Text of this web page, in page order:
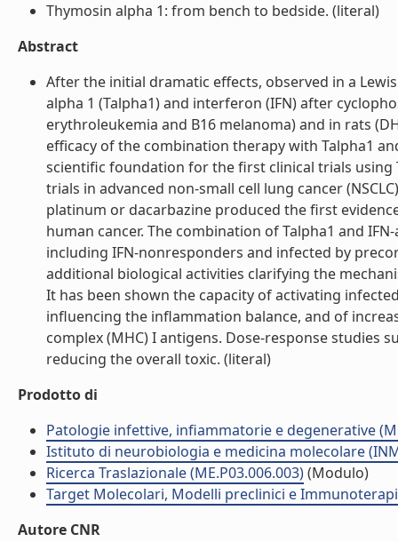
Thymosin alpha 1: from bench to bedside. (literal)
Abstract
After the initial dramatic effects, observed in a
alpha 1 (Talpha1) and interferon (IFN) after
erythroleukemia and B16 melanoma) and in rats
efficacy of the combination therapy with Talpha1
scientific foundation for the first clinical trials using
trials in advanced non-small cell lung cancer
platinum or dacarbazine produced the first
human cancer. The combination of Talpha1 and
including IFN-nonresponders and infected by
additional biological activities clarifying the
It has been shown the capacity of activating
influencing the inflammation balance, and of
complex (MHC) I antigens. Dose-response studies
reducing the overall toxic. (literal)
Prodotto di
Patologie infettive, infiammatorie e degenerative
Istituto di neurobiologia e medicina molecolare
Ricerca Traslazionale (ME.P03.006.003)(Modulo)
Target Molecolari, Modelli preclinici e
Autore CNR